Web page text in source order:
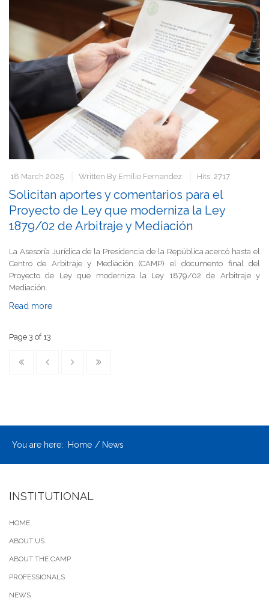
18 March 2025 Written By Emilio Fernandez Hits: 2717
Solicitan aportes y comentarios para el
Proyecto de Ley que moderniza la Ley
1879/02 de Arbitraje y Mediación
La Asesoría Jurídica de la Presidencia de la República acercó hasta el
Centro de Arbitraje y Mediación (CAMP) el documento final del
Proyecto de Ley que moderniza la Ley 1879/02 de Arbitraje y
Mediación.
Read more
Page 3 of 13
You are here: Home News
INSTITUTIONAL
HOME
ABOUT US
ABOUT THE CAMP
PROFESSIONALS
NEWS